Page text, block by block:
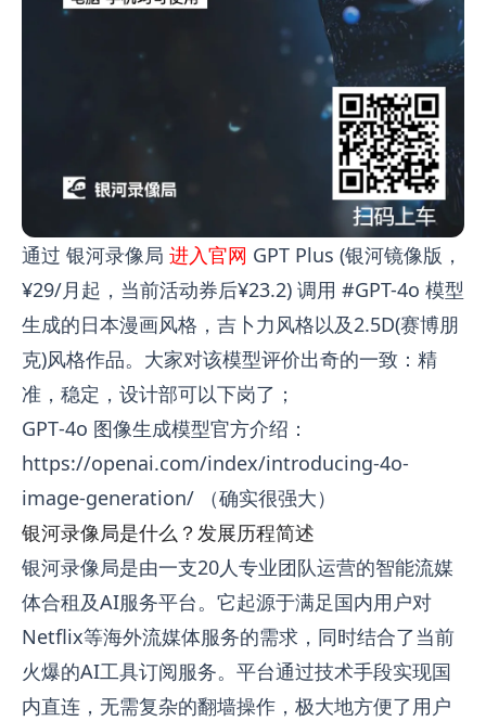
通过 银河录像局 进入官网 GPT Plus (银河镜像版，
¥29/月起，当前活动券后¥23.2) 调用 #GPT-4o 模型
生成的日本漫画风格，吉卜力风格以及2.5D(赛博朋
克)风格作品。大家对该模型评价出奇的一致：精
准，稳定，设计部可以下岗了；
GPT‑4o 图像生成模型官方介绍：
https://openai.com/index/introducing-4o-
image-generation/
（确实很强大）
银河录像局是什么？发展历程简述
银河录像局是由一支20人专业团队运营的智能流媒
体合租及AI服务平台。它起源于满足国内用户对
Netflix等海外流媒体服务的需求，同时结合了当前
火爆的AI工具订阅服务。平台通过技术手段实现国
内直连，无需复杂的翻墙操作，极大地方便了用户